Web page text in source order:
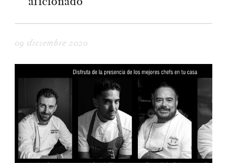
09 diciembre 2020